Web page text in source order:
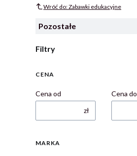
Wróć do: Zabawki edukacyjne
Pozostałe
Filtry
CENA
Cena od
zł
Cena do
MARKA